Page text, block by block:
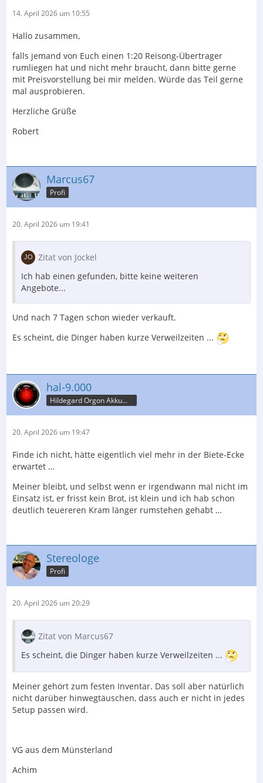
14. April 2026 um 10:55
Hallo zusammen,
falls jemand von Euch einen 1:20 Reisong-Übertrager
rumliegen hat und nicht mehr braucht, dann bitte gerne
mit Preisvorstellung bei mir melden. Würde das Teil gerne
mal ausprobieren.
Herzliche Grüße
Robert
Marcus67
Profi
20. April 2026 um 19:41
Zitat von Jockel
Ich hab einen gefunden, bitte keine weiteren
Angebote...
Und nach 7 Tagen schon wieder verkauft.
Es scheint, die Dinger haben kurze Verweilzeiten ...
hal-9.000
Hildegard Orgon Akkumulator
20. April 2026 um 19:47
Finde ich nicht, hätte eigentlich viel mehr in der Biete-Ecke
erwartet …
Meiner bleibt, und selbst wenn er irgendwann mal nicht im
Einsatz ist, er frisst kein Brot, ist klein und ich hab schon
deutlich teuereren Kram länger rumstehen gehabt …
Stereologe
Profi
20. April 2026 um 20:29
Zitat von Marcus67
Es scheint, die Dinger haben kurze Verweilzeiten ...
Meiner gehört zum festen Inventar. Das soll aber natürlich
nicht darüber hinwegtäuschen, dass auch er nicht in jedes
Setup passen wird.
VG aus dem Münsterland
Achim